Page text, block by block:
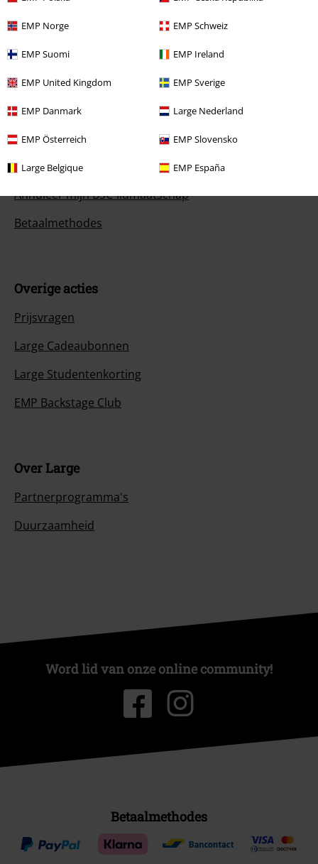
EMP Norge EMP Schweiz
EMP Suomi EMP Ireland
EMP United Kingdom EMP Sverige
EMP Danmark Large Nederland
EMP Österreich EMP Slovensko
Large Belgique EMP España
Klantenservice
Veelgestelde vragen
Retourvoorwaarden
Retourneer item
Algemene maat info
Annuleer mijn BSC-lidmaatschap
Betaalmethodes
Overige acties
Prijsvragen
Large Cadeaubonnen
Large Studentenkorting
EMP Backstage Club
Over Large
Partnerprogramma's
Duurzaamheid
Word lid van onze online community!
Betaalmethodes